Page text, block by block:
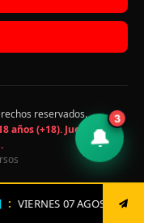
ya: LOTERIA al 8621
reservados.
años (+18). Juega con
🔔 3